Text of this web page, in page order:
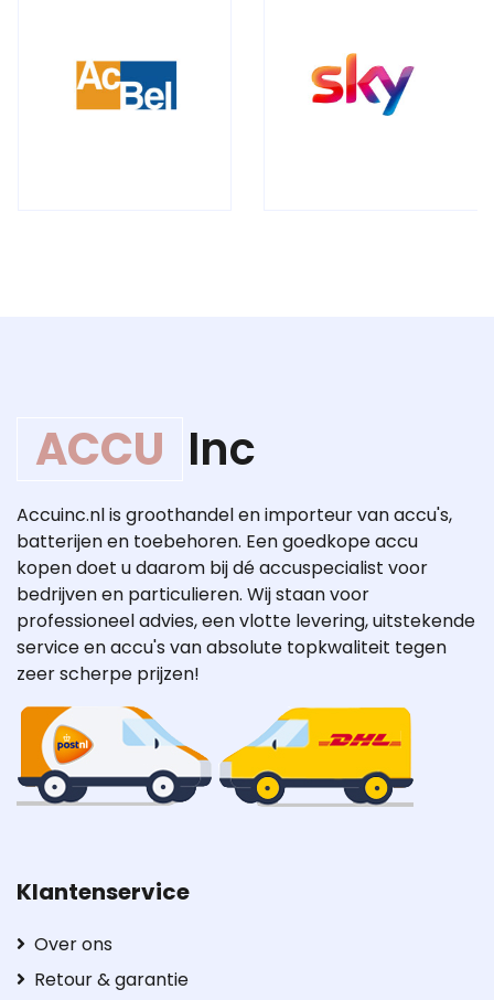
ACCU Inc
Accuinc.nl is groothandel en importeur van accu's,
batterijen en toebehoren. Een goedkope accu
kopen doet u daarom bij dé accuspecialist voor
bedrijven en particulieren. Wij staan voor
professioneel advies, een vlotte levering, uitstekende
service en accu's van absolute topkwaliteit tegen
zeer scherpe prijzen!
Klantenservice
Over ons
Retour & garantie